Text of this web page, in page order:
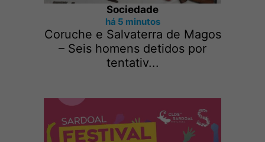
Sociedade
há 5 minutos
Coruche e Salvaterra de Magos
– Seis homens detidos por
tentativ...